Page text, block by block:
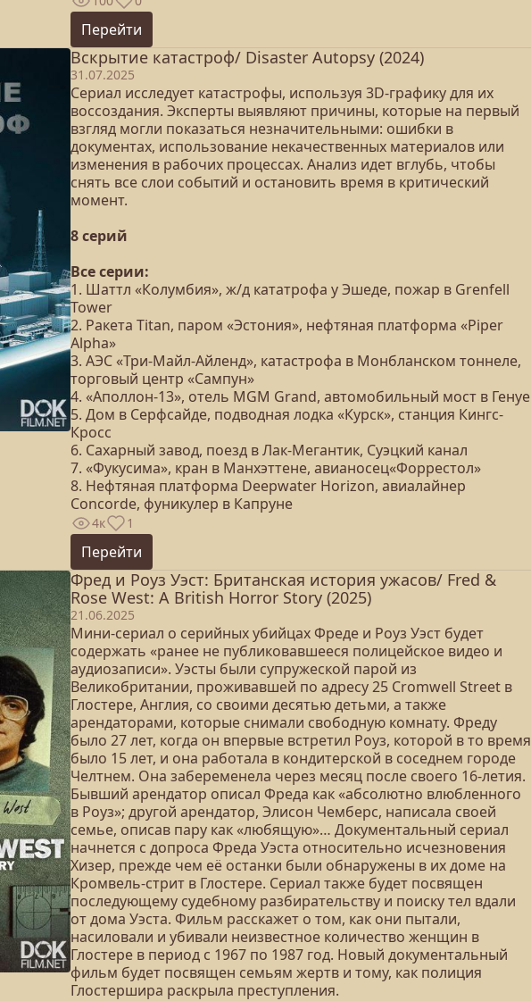
Перейти
Вскрытие катастроф/ Disaster Autopsy (2024)
31.07.2025
Сериал исследует катастрофы, используя 3D-графику для их
воссоздания. Эксперты выявляют причины, которые на первый
взгляд могли показаться незначительными: ошибки в
документах, использование некачественных материалов или
изменения в рабочих процессах. Анализ идет вглубь, чтобы
снять все слои событий и остановить время в критический
момент.
8 серий
Все серии:
1. Шаттл «Колумбия», ж/д кататрофа у Эшеде, пожар в Grenfell
Tower
2. Ракета Titan, паром «Эстония», нефтяная платформа «Piper
Alpha»
3. АЭС «Три-Майл-Айленд», катастрофа в Монбланском тоннеле,
торговый центр «Сампун»
4. «Аполлон-13», отель MGM Grand, автомобильный мост в Генуе
5. Дом в Серфсайде, подводная лодка «Курск», станция Кингс-
Кросс
6. Сахарный завод, поезд в Лак-Мегантик, Суэцкий канал
7. «Фукусима», кран в Манхэттене, авианосец«Форрестол»
8. Нефтяная платформа Deepwater Horizon, авиалайнер
Concorde, фуникулер в Капруне
4к 1
Перейти
Фред и Роуз Уэст: Британская история ужасов/ Fred &
Rose West: A British Horror Story (2025)
21.06.2025
Мини-сериал о серийных убийцах Фреде и Роуз Уэст будет
содержать «ранее не публиковавшееся полицейское видео и
аудиозаписи». Уэсты были супружеской парой из
Великобритании, проживавшей по адресу 25 Cromwell Street в
Глостере, Англия, со своими десятью детьми, а также
арендаторами, которые снимали свободную комнату. Фреду
было 27 лет, когда он впервые встретил Роуз, которой в то время
было 15 лет, и она работала в кондитерской в соседнем городе
Челтнем. Она забеременела через месяц после своего 16-летия.
Бывший арендатор описал Фреда как «абсолютно влюбленного
в Роуз»; другой арендатор, Элисон Чемберс, написала своей
семье, описав пару как «любящую»… Документальный сериал
начнется с допроса Фреда Уэста относительно исчезновения
Хизер, прежде чем её останки были обнаружены в их доме на
Кромвель-стрит в Глостере. Сериал также будет посвящен
последующему судебному разбирательству и поиску тел вдали
от дома Уэста. Фильм расскажет о том, как они пытали,
насиловали и убивали неизвестное количество женщин в
Глостере в период с 1967 по 1987 год. Новый документальный
фильм будет посвящен семьям жертв и тому, как полиция
Глостершира раскрыла преступления.